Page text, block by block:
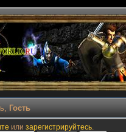
Гость
или зарегистрируйтесь.